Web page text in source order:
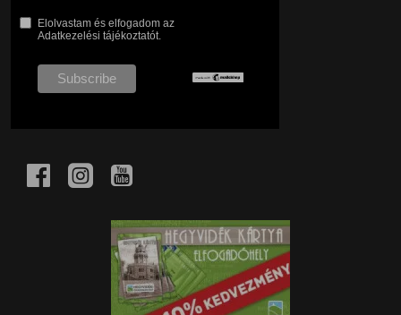
Elolvastam és elfogadom az
Adatkezelési tájékoztatót.